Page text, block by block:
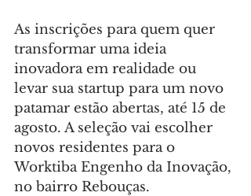
As inscrições para quem quer
transformar uma ideia
inovadora em realidade ou
levar sua startup para um novo
patamar estão abertas, até 15 de
agosto. A seleção vai escolher
novos residentes para o
Worktiba Engenho da Inovação,
no bairro Rebouças.